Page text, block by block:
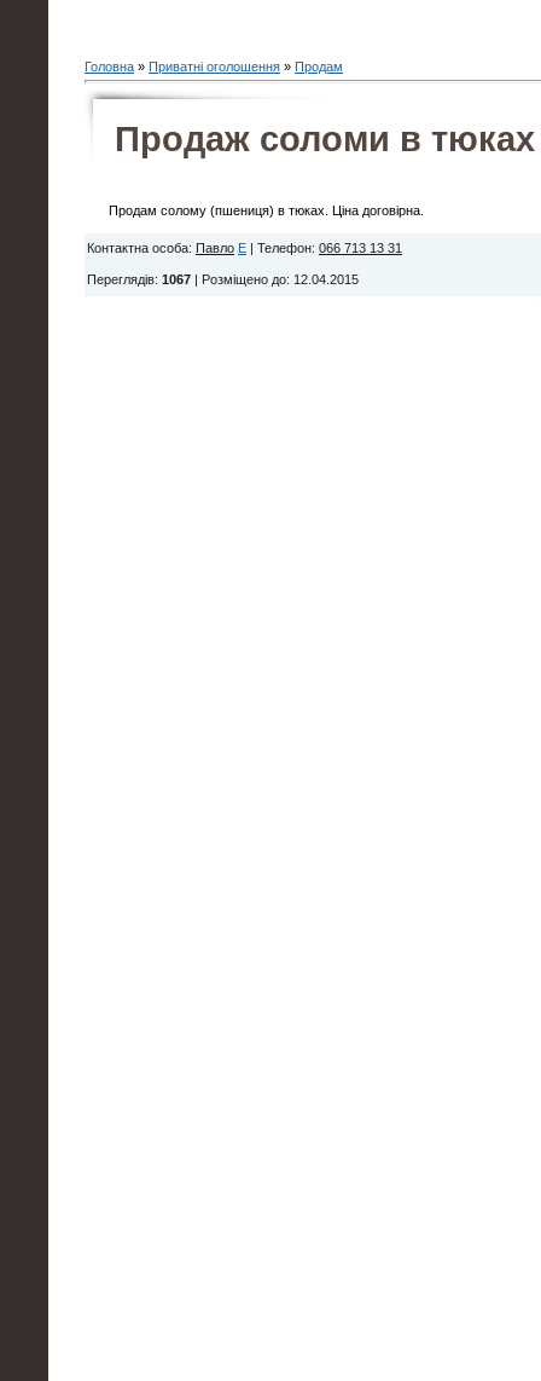
Головна » Приватні оголошення » Продам
Продаж соломи в тюках
Продам солому (пшениця) в тюках. Ціна договірна.
Контактна особа: Павло E Телефон: 066 713 13 31
Переглядів: 1067 Розміщено до: 12.04.2015